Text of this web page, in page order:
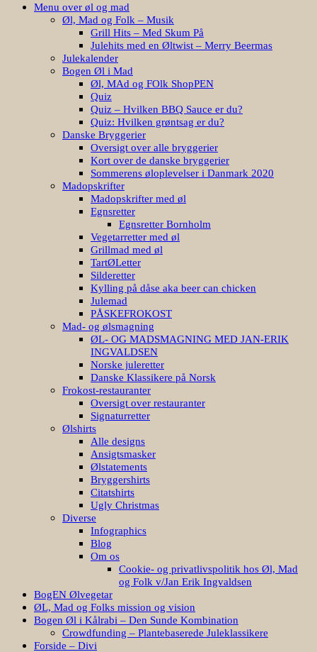
Menu over øl og mad
Øl, Mad og Folk – Musik
Grill Hits – Med Skum På
Julehits med en Øltwist – Merry Beermas
Julekalender
Bogen Øl i Mad
Øl, MAd og FOlk ShopPEN
Quiz
Quiz – Hvilken BBQ Sauce er du?
Quiz: Hvilken grøntsag er du?
Danske Bryggerier
Oversigt over alle bryggerier
Kort over de danske bryggerier
Sommerens øloplevelser i Danmark 2020
Madopskrifter
Madopskrifter med øl
Egnsretter
Egnsretter Bornholm
Vegetarretter med øl
Grillmad med øl
TartØLetter
Silderetter
Kylling på dåse aka beer can chicken
Julemad
PÅSKEFROKOST
Mad- og ølsmagning
ØL- OG MADSMAGNING MED JAN-ERIK
INGVALDSEN
Norske juleretter
Danske Klassikere på Norsk
Frokost-restauranter
Oversigt over restauranter
Signaturretter
Ølshirts
Alle designs
Ansigtsmasker
Ølstatements
Bryggershirts
Citatshirts
Ugly Christmas
Diverse
Infographics
Blog
Om os
Cookie- og privatlivspolitik hos Øl, Mad
og Folk v/Jan Erik Ingvaldsen
BogEN Ølvegetar
ØL, Mad og Folks mission og vision
Bogen Øl i Kålrabi – Den Sunde Kombination
Crowdfunding – Plantebaserede Juleklassikere
Forside – Divi